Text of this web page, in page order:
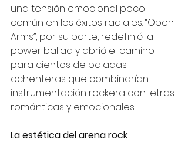
una tensión emocional poco
común en los éxitos radiales. “Open
Arms”, por su parte, redefinió la
power ballad y abrió el camino
para cientos de baladas
ochenteras que combinarían
instrumentación rockera con letras
románticas y emocionales.
La estética del arena rock